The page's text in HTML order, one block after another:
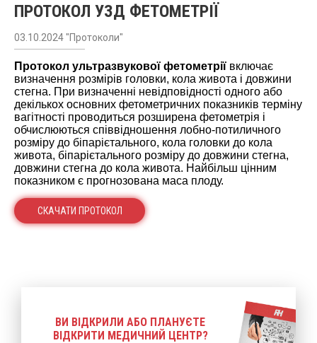
ПРОТОКОЛ УЗД ФЕТОМЕТРІЇ
03.10.2024 "Протоколи"
Протокол ультразвукової фетометрії включає
визначення розмірів головки, кола живота і довжини
стегна. При визначенні невідповідності одного або
декількох основних фетометричних показників терміну
вагітності проводиться розширена фетометрія і
обчислюються співвідношення лобно-потиличного
розміру до біпарієтального, кола головки до кола
живота, біпарієтального розміру до довжини стегна,
довжини стегна до кола живота. Найбільш цінним
показником є ​​прогнозована маса плоду.
СКАЧАТИ ПРОТОКОЛ
ВИ ВІДКРИЛИ АБО ПЛАНУЄТЕ
ВІДКРИТИ МЕДИЧНИЙ ЦЕНТР?